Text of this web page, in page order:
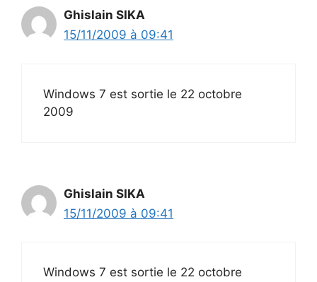
Ghislain SIKA
15/11/2009 à 09:41
Windows 7 est sortie le 22 octobre
2009
Ghislain SIKA
15/11/2009 à 09:41
Windows 7 est sortie le 22 octobre